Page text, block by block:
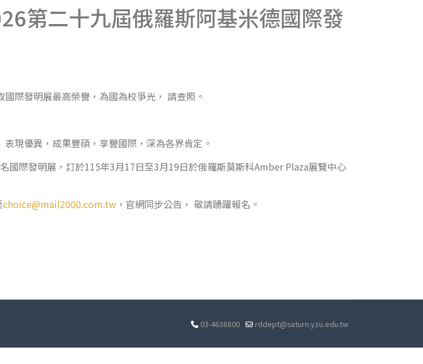
第二十九屆俄羅斯阿基米德國際發
際發明展最高榮譽，為國為校爭光， 請查照。
現優異，成果豐碩，享譽國際，深為各界肯定。
國際發明展，訂於115年3月17日至3月19日於俄羅斯莫斯科Amber Plaza展覽中心
choice@mail2000.com.tw ，官網同步公告， 敬請踴躍報名。
03-4638800 rddept@saturn.yzu.edu.tw